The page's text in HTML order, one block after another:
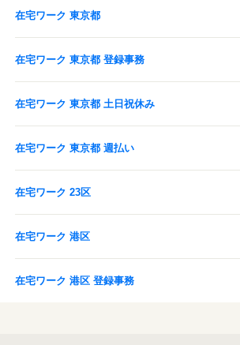
在宅ワーク 東京都
在宅ワーク 東京都 登録事務
在宅ワーク 東京都 土日祝休み
在宅ワーク 東京都 週払い
在宅ワーク 23区
在宅ワーク 港区
在宅ワーク 港区 登録事務